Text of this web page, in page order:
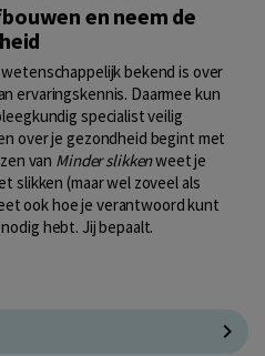
en neem de
bekend is over
ervaringskennis. Daarmee kun
specialist veilig
over je gezondheid begint met
van Minder slikkenweet je
slikken (maar wel zoveel als
ook hoe je verantwoord kunt
hebt. Jij bepaalt.